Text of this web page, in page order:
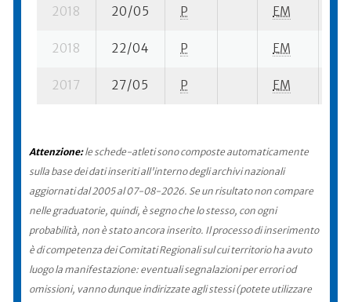
2018 20/05 P EM
2018 22/04 P EM
2017 27/05 P EM
Attenzione:le schede-atleti sono composte automaticamente
sulla base dei dati inseriti all'interno degli archivi nazionali
aggiornati dal 2005 al 07-08-2026. Se un risultato non compare
nelle graduatorie, quindi, è segno che lo stesso, con ogni
probabilità, non è stato ancora inserito. Il processo di inserimento
è di competenza dei Comitati Regionali sul cui territorio ha avuto
luogo la manifestazione: eventuali segnalazioni per errori od
omissioni, vanno dunque indirizzate agli stessi (potete utilizzare